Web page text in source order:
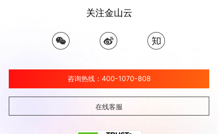
关注金山云
咨询热线：400-1070-808
在线客服